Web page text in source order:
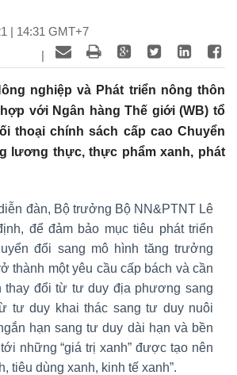
| 14:31 GMT+7
|
nghiệp và Phát triển nông thôn
với Ngân hàng Thế giới (WB) tổ
thoại chính sách cấp cao Chuyển
lương thực, thực phẩm xanh, phát
đàn, Bộ trưởng Bộ NN&PTNT Lê
để đảm bảo mục tiêu phát triển
đổi sang mô hình tăng trưởng
thành một yêu cầu cấp bách và cần
thay đổi từ tư duy địa phương sang
tư duy khai thác sang tư duy nuôi
hạn sang tư duy dài hạn và bền
những “giá trị xanh” được tạo nên
tiêu dùng xanh, kinh tế xanh”.